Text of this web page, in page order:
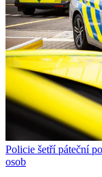
Policie šetří páteční
osob